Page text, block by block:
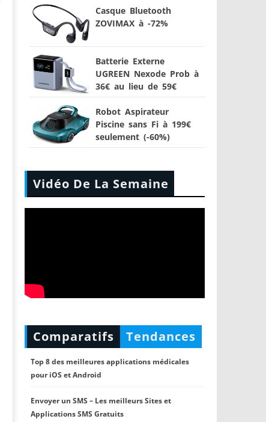
Casque Bluetooth
ZOVIMAX à -72%
Batterie Externe
UGREEN Nexode Prob à
36€ au lieu de 59€
Robot Aspirateur
Piscine sans Fi à 199€
seulement (-60%)
Vidéo De La Semaine
Comparatifs Tendances
Top 8 des meilleures applications médicales
pour iOS et Android
Envoyer un SMS – Les meilleurs Sites et
Applications SMS Gratuits